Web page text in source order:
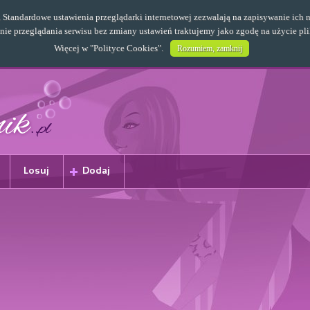
Losuj Dodaj
ustawienia przeglądarki internetowej zezwalają na zapisywanie ich
przeglądania serwisu bez zmiany ustawień traktujemy jako zgodę na użycie
Więcej w "Polityce Cookies". Rozumiem, zamknij